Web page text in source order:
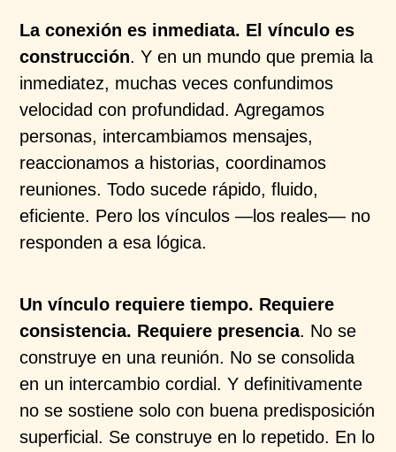
La conexión es inmediata. El vínculo es
construcción. Y en un mundo que premia la
inmediatez, muchas veces confundimos
velocidad con profundidad. Agregamos
personas, intercambiamos mensajes,
reaccionamos a historias, coordinamos
reuniones. Todo sucede rápido, fluido,
eficiente. Pero los vínculos —los reales— no
responden a esa lógica.
Un vínculo requiere tiempo. Requiere
consistencia. Requiere presencia. No se
construye en una reunión. No se consolida
en un intercambio cordial. Y definitivamente
no se sostiene solo con buena predisposición
superficial. Se construye en lo repetido. En lo